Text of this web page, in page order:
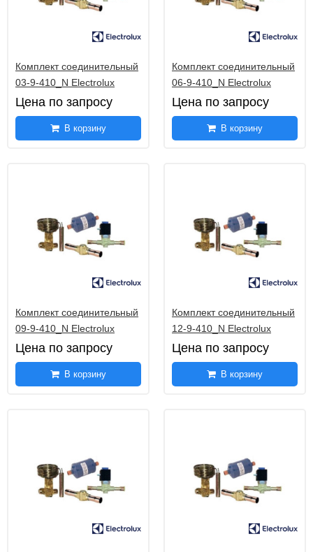
Комплект соединительный
03-9-410_N Electrolux
Цена по запросу
В корзину
Комплект соединительный
06-9-410_N Electrolux
Цена по запросу
В корзину
Комплект соединительный
09-9-410_N Electrolux
Цена по запросу
В корзину
Комплект соединительный
12-9-410_N Electrolux
Цена по запросу
В корзину